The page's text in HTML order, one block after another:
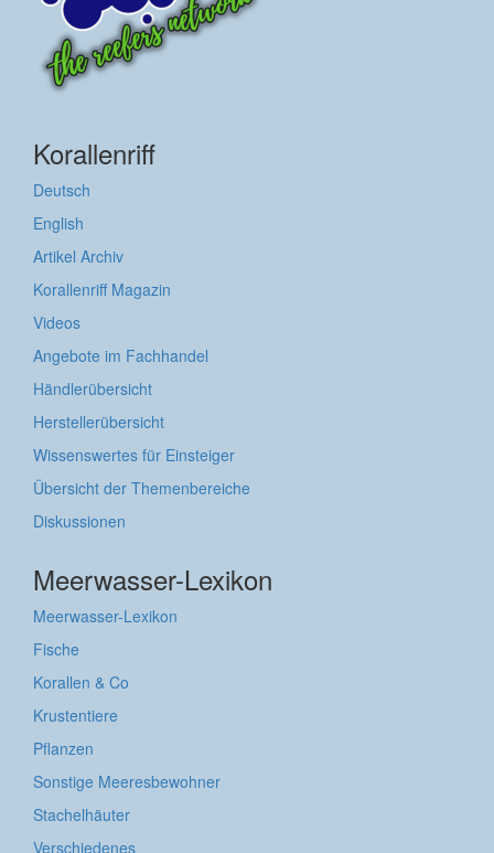
Korallenriff
Deutsch
English
Artikel Archiv
Korallenriff Magazin
Videos
Angebote im Fachhandel
Händlerübersicht
Herstellerübersicht
Wissenswertes für Einsteiger
Übersicht der Themenbereiche
Diskussionen
Meerwasser-Lexikon
Meerwasser-Lexikon
Fische
Korallen & Co
Krustentiere
Pflanzen
Sonstige Meeresbewohner
Stachelhäuter
Verschiedenes